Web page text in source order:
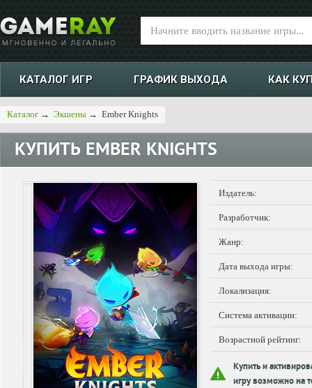
КАТАЛОГ ИГР ГРАФИК ВЫХОДА КАК
Каталог → Экшены → Ember Knights
КУПИТЬ EMBER KNIGHTS
Издатель:
Разработчик:
Жанр:
Дата выхода игры:
Локализация:
Система активации:
Возрастной рейтинг:
Купить и
игру возможно на